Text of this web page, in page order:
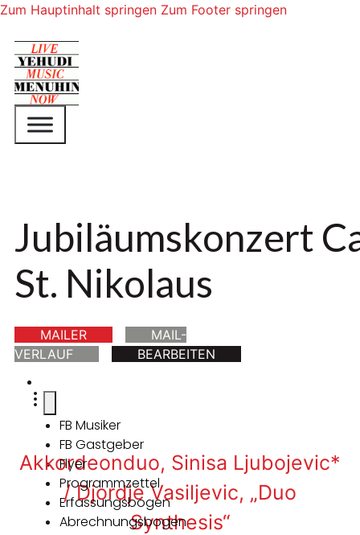
Zum Hauptinhalt springen Zum Footer springen
Jubiläumskonzert
St. Nikolaus
MAILER
MAIL-
VERLAUF
BEARBEITEN
FB Musiker
FB Gastgeber
Flyer
Programmzettel
Erfassungsbogen
Abrechnungsbogen
Akkordeonduo, Sinisa Ljubojevic*
/ Djordje Vasiljevic, „Duo
Synthesis“